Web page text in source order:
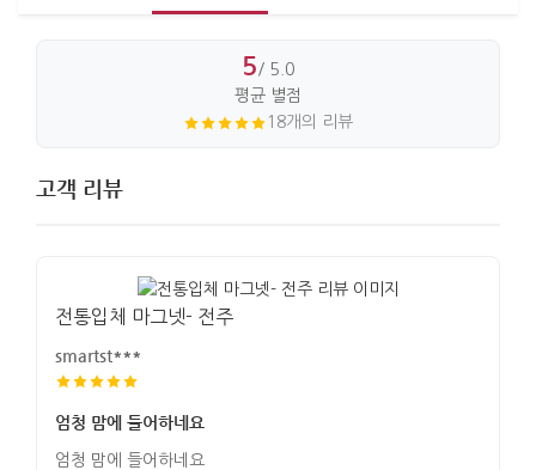
5/ 5.0
평균 별점
18개의 리뷰
고객 리뷰
전통입체 마그넷- 전주
smartst***
엄청 맘에 들어하네요
엄청 맘에 들어하네요